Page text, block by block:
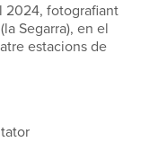
2024, fotografiant
Segarra), en el
estacions de